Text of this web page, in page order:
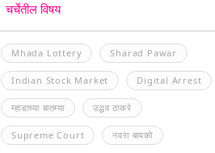
चर्चेतील विषय
Mhada Lottery Sharad Pawar
Indian Stock Market Digital Arrest
म्हाडाच्या बातम्या उद्धव ठाकरे
Supreme Court नवरा बायको